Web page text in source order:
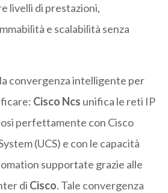
livelli di prestazioni,
e scalabilità senza
convergenza intelligente per
Cisco Ncs unifica le reti IP
perfettamente con Cisco
(UCS) e con le capacità
supportate grazie alle
di Cisco. Tale convergenza